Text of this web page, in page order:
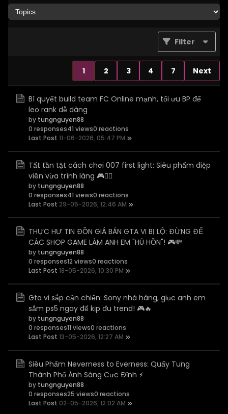
Filter
1 2 3 4 7 Next
Bí quyết build team FC Online mạnh, tối ưu BP để
leo rank dễ dàng
by tungnguyen88
0 responses41 views0 reactions
Last Post 11-06-2026, 05:47 PM
Tất tần tật cách chơi 007 first light: Siêu phẩm điệp
viên vừa trình làng 🎮🕵️‍♂️
by tungnguyen88
0 responses41 views0 reactions
Last Post 29-05-2026, 12:46 AM
THỰC HƯ TIN ĐỒN GIÁ BÁN GTA VI BỊ LỘ: ĐỪNG ĐỂ
CÁC SHOP GAME LÀM ANH EM "HÚ HỒN"! 🎮💸
by tungnguyen88
0 responses12 views0 reactions
Last Post 18-05-2026, 10:30 PM
Gta vi sắp cận chiến: Sony nhá hàng, giục anh em
sắm ps5 ngay để kịp đu trend! 🎮🔥
by tungnguyen88
0 responses11 views0 reactions
Last Post 13-05-2026, 12:27 AM
Siêu Phẩm Neverness to Everness: Quẩy Tung
Thành Phố Ánh Sáng Cực Đỉnh ⚡
by tungnguyen88
0 responses25 views0 reactions
Last Post 02-05-2026, 12:02 AM